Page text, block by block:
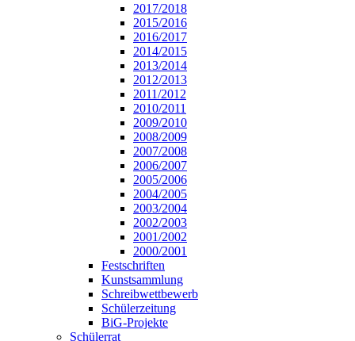
2017/2018
2015/2016
2016/2017
2014/2015
2013/2014
2012/2013
2011/2012
2010/2011
2009/2010
2008/2009
2007/2008
2006/2007
2005/2006
2004/2005
2003/2004
2002/2003
2001/2002
2000/2001
Festschriften
Kunstsammlung
Schreibwettbewerb
Schülerzeitung
BiG-Projekte
Schülerrat